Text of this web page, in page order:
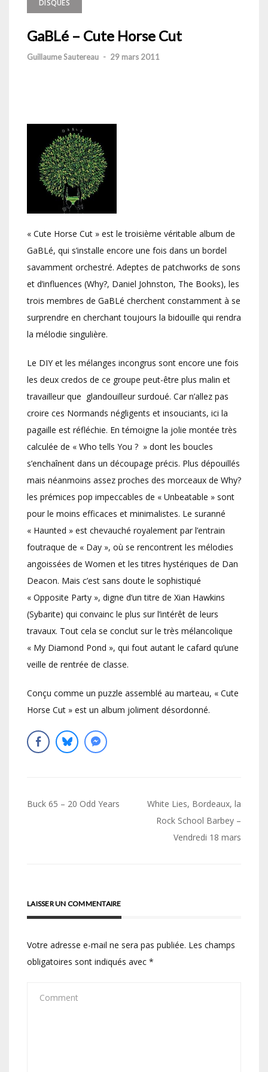
DISQUES
GaBLé – Cute Horse Cut
Guillaume Sautereau - 29 mars 2011
« Cute Horse Cut » est le troisième véritable album de
GaBLé, qui s’installe encore une fois dans un bordel
savamment orchestré. Adeptes de patchworks de sons
et d’influences (Why?, Daniel Johnston, The Books), les
trois membres de GaBLé cherchent constamment à se
surprendre en cherchant toujours la bidouille qui rendra
la mélodie singulière.
Le DIY et les mélanges incongrus sont encore une fois
les deux credos de ce groupe peut-être plus malin et
travailleur que glandouilleur surdoué. Car n’allez pas
croire ces Normands négligents et insouciants, ici la
pagaille est réfléchie. En témoigne la jolie montée très
calculée de « Who tells You ? » dont les boucles
s’enchaînent dans un découpage précis. Plus dépouillés
mais néanmoins assez proches des morceaux de Why?
les prémices pop impeccables de « Unbeatable » sont
pour le moins efficaces et minimalistes. Le suranné
« Haunted » est chevauché royalement par l’entrain
foutraque de « Day », où se rencontrent les mélodies
angoissées de Women et les titres hystériques de Dan
Deacon. Mais c’est sans doute le sophistiqué
« Opposite Party », digne d’un titre de Xian Hawkins
(Sybarite) qui convainc le plus sur l’intérêt de leurs
travaux. Tout cela se conclut sur le très mélancolique
« My Diamond Pond », qui fout autant le cafard qu’une
veille de rentrée de classe.
Conçu comme un puzzle assemblé au marteau, « Cute
Horse Cut » est un album joliment désordonné.
Navigation
Buck 65 – 20 Odd Years
White Lies, Bordeaux, la
Rock School Barbey –
Vendredi 18 mars
LAISSER UN COMMENTAIRE
Votre adresse e-mail ne sera pas publiée. Les champs
obligatoires sont indiqués avec *